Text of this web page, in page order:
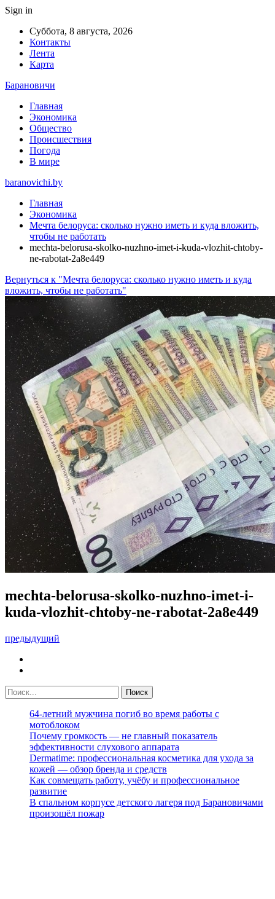
Sign in
Суббота, 8 августа, 2026
Контакты
Лента
Карта
Барановичи
Главная
Экономика
Общество
Происшествия
Погода
В мире
baranovichi.by
Главная
Экономика
Мечта белоруса: сколько нужно иметь и куда вложить,
чтобы не работать
mechta-belorusa-skolko-nuzhno-imet-i-kuda-vlozhit-chtoby-
ne-rabotat-2a8e449
Вернуться к "Мечта белоруса: сколько нужно иметь и куда
вложить, чтобы не работать"
mechta-belorusa-skolko-nuzhno-imet-i-
kuda-vlozhit-chtoby-ne-rabotat-2a8e449
предыдущий
64-летний мужчина погиб во время работы с
мотоблоком
Почему громкость — не главный показатель
эффективности слухового аппарата
Dermatime: профессиональная косметика для ухода за
кожей — обзор бренда и средств
Как совмещать работу, учёбу и профессиональное
развитие
В спальном корпусе детского лагеря под Барановичами
произошёл пожар